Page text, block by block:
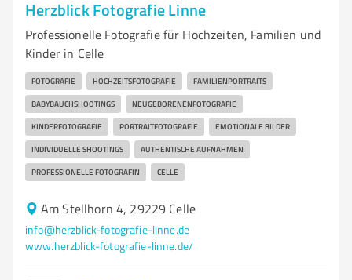
Herzblick Fotografie Linne
Professionelle Fotografie für Hochzeiten, Familien und
Kinder in Celle
FOTOGRAFIE HOCHZEITSFOTOGRAFIE FAMILIENPORTRAITS
BABYBAUCHSHOOTINGS NEUGEBORENENFOTOGRAFIE
KINDERFOTOGRAFIE PORTRAITFOTOGRAFIE EMOTIONALE BILDER
INDIVIDUELLE SHOOTINGS AUTHENTISCHE AUFNAHMEN
PROFESSIONELLE FOTOGRAFIN CELLE
Am Stellhorn 4, 29229 Celle
info@herzblick-fotografie-linne.de
www.herzblick-fotografie-linne.de/